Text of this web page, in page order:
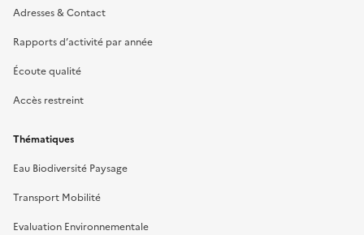
Adresses & Contact
Rapports d’activité par année
Écoute qualité
Accès restreint
Thématiques
Eau Biodiversité Paysage
Transport Mobilité
Evaluation Environnementale